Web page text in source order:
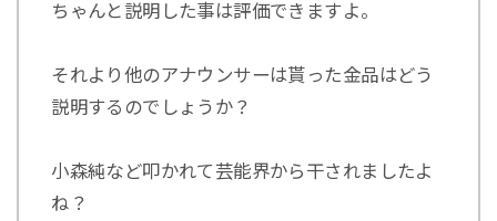
ちゃんと説明した事は評価できますよ。
それより他のアナウンサーは貰った金品はどう
説明するのでしょうか？
小森純など叩かれて芸能界から干されましたよ
ね？